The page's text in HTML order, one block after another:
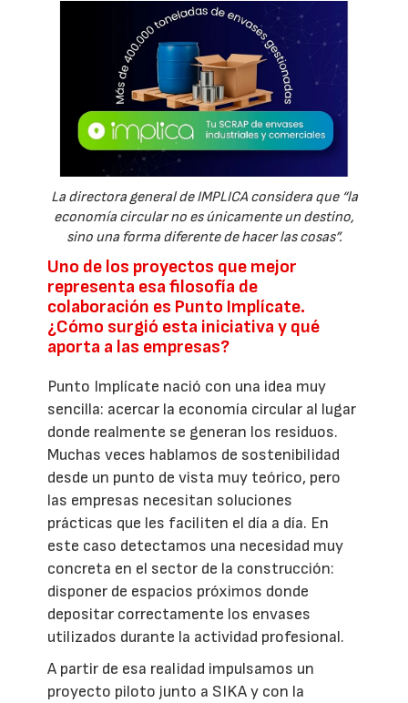
La directora general de IMPLICA considera que “la
economía circular no es únicamente un destino,
sino una forma diferente de hacer las cosas”.
Uno de los proyectos que mejor
representa esa filosofía de
colaboración es Punto Implícate.
¿Cómo surgió esta iniciativa y qué
aporta a las empresas?
Punto Implícate nació con una idea muy
sencilla: acercar la economía circular al lugar
donde realmente se generan los residuos.
Muchas veces hablamos de sostenibilidad
desde un punto de vista muy teórico, pero
las empresas necesitan soluciones
prácticas que les faciliten el día a día. En
este caso detectamos una necesidad muy
concreta en el sector de la construcción:
disponer de espacios próximos donde
depositar correctamente los envases
utilizados durante la actividad profesional.
A partir de esa realidad impulsamos un
proyecto piloto junto a SIKA y con la